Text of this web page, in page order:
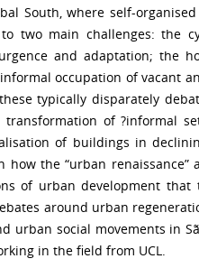
South, where self-
two main challenges: the
and adaptation; the
occupation of vacant
typically disparately
transformation of ?informal
of buildings in
how the “urban
of urban development
around urban
urban social movements in
in the field from UCL.